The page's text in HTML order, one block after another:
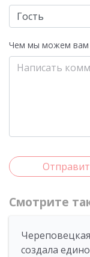
Чем мы можем вам
Смотрите
создала